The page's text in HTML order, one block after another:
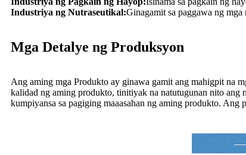
Industriya ng Nutraseutikal:Ginagamit sa paggawa ng
Mga Detalye ng Produksyon
Ang aming mga Produkto ay ginawa gamit ang mahigpit na
kalidad ng aming produkto, tinitiyak na natutugunan nito ang
kumpiyansa sa pagiging maaasahan ng aming produkto. Ang